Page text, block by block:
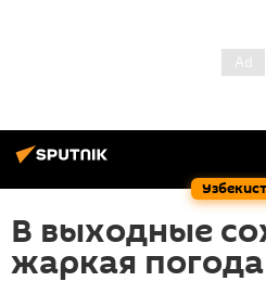
В выходные
жаркая погода